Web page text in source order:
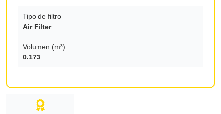
Tipo de filtro
Air Filter
Volumen (m³)
0.173